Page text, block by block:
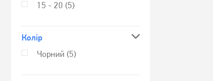
15 - 20 (5)
Колір
Чорний (5)